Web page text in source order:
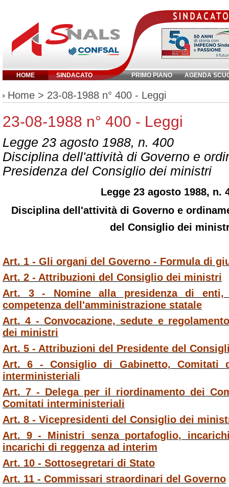
HOME SINDACATO PRIMO PIANO AGENDA
Inserisci parola chiave:
Home > 23-08-1988 n° 400 - Leggi
23-08-1988 n° 400 - Leggi
Legge 23 agosto 1988, n. 400
Disciplina dell'attività di Governo e
Presidenza del Consiglio dei ministri
Legge 23 agosto 1988, n.
Disciplina dell'attività di Governo e
del Consiglio dei
Art. 1 - Gli organi del Governo - Formula di
Art. 2 - Attribuzioni del Consiglio dei ministri
Art. 3 - Nomine alla presidenza di
competenza dell'amministrazione statale
Art. 4 - Convocazione, sedute e
dei ministri
Art. 5 - Attribuzioni del Presidente del
Art. 6 - Consiglio di Gabinetto, Comitati
interministeriali
Art. 7 - Delega per il riordinamento dei
Comitati interministeriali
Art. 8 - Vicepresidenti del Consiglio dei
Art. 9 - Ministri senza portafoglio,
incarichi di reggenza ad interim
Art. 10 - Sottosegretari di Stato
Art. 11 - Commissari straordinari del Governo